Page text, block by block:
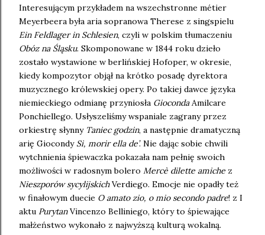
Interesującym przykładem na wszechstronne métier
Meyerbeera była aria sopranowa Therese z singspielu
Ein Feldlager in Schlesien, czyli w polskim tłumaczeniu
Obóz na Śląsku. Skomponowane w 1844 roku dzieło
zostało wystawione w berlińskiej Hofoper, w okresie,
kiedy kompozytor objął na krótko posadę dyrektora
muzycznego królewskiej opery. Po takiej dawce języka
niemieckiego odmianę przyniosła GiocondaAmilcare
Ponchiellego. Usłyszeliśmy wspaniale zagrany przez
orkiestrę słynny Taniec godzin, a następnie dramatyczną
arię Giocondy Si, morir ella de’. Nie dając sobie chwili
wytchnienia śpiewaczka pokazała nam pełnię swoich
możliwości w radosnym bolero Mercè dilette amiche z
Nieszporów sycylijskichVerdiego. Emocje nie opadły też
w finałowym duecie O amato zio, o mio secondo padre! z I
aktu PurytanVincenzo Belliniego, który to śpiewające
małżeństwo wykonało z najwyższą kulturą wokalną.